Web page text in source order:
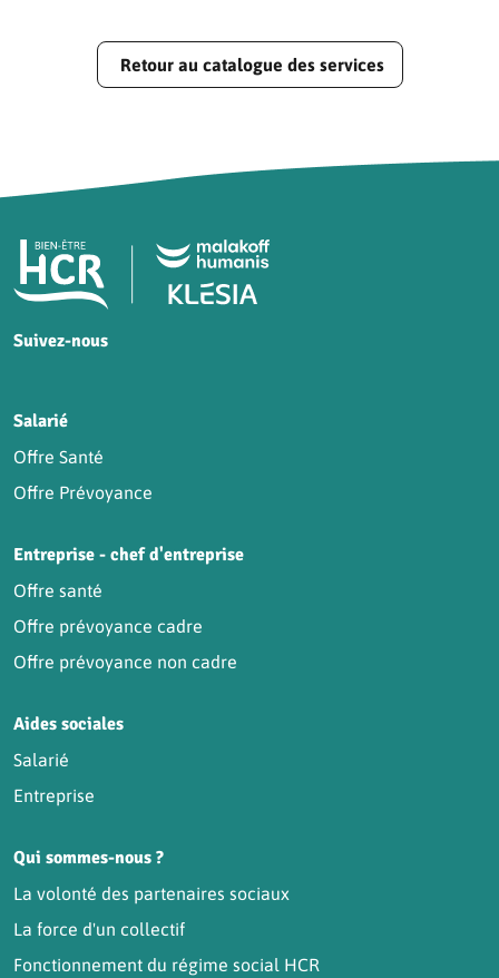
Retour au catalogue des services
Pied de page HCR Bien-Être
Suivez-nous
Salarié
Offre Santé
Offre Prévoyance
Entreprise - chef d'entreprise
Offre santé
Offre prévoyance cadre
Offre prévoyance non cadre
Aides sociales
Salarié
Entreprise
Qui sommes-nous ?
La volonté des partenaires sociaux
La force d'un collectif
Fonctionnement du régime social HCR